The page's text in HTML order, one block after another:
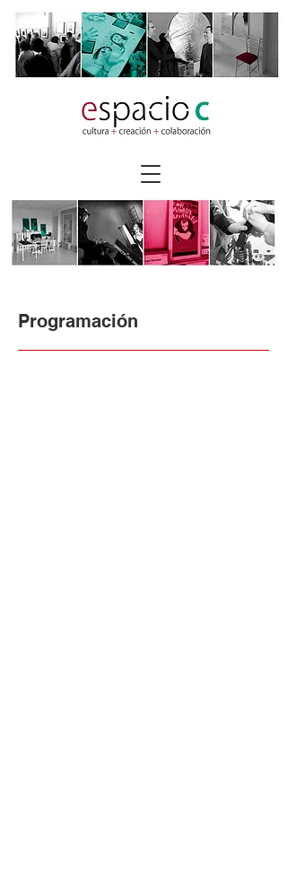
Programación